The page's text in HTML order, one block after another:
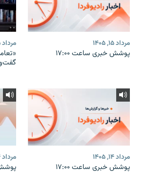
مرداد ۱۵, ۱۴۰۵
پوشش خبری ساعت ۱۷:۰۰
مرداد ۱۵, ۱۴۰۵
مرداد ۱۴, ۱۴۰۵
پوشش خبری ساعت ۱۷:۰۰
مرداد ۱۴, ۱۴۰۵
پوشش